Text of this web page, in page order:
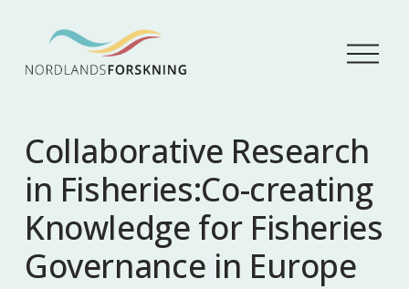
Å
p
e
y
Collaborative Research
in Fisheries:Co-creating
Knowledge for Fisheries
Governance in Europe